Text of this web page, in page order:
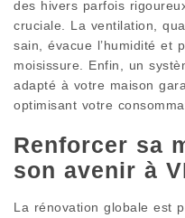
des hivers parfois
cruciale. La ventilation,
sain, évacue l’humidité et
moisissure. Enfin, un
adapté à votre maison
optimisant votre
Renforcer sa
son avenir à
La rénovation globale est